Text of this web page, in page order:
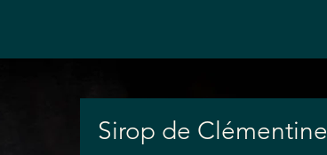
Sirop de Clémentine